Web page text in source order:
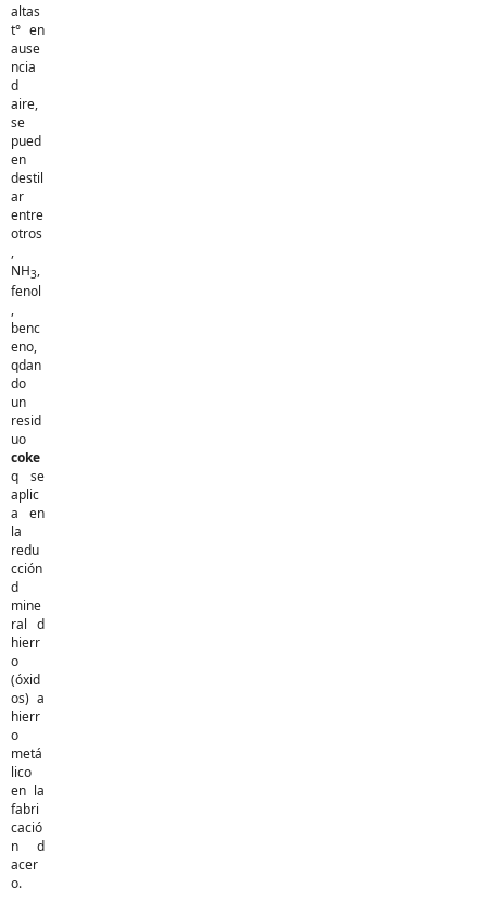
altas
t° en
ause
ncia
d
aire,
se
pued
en
destil
ar
entre
otros
,
NH3,
fenol
,
benc
eno,
qdan
do
un
resid
uo
coke
q se
aplic
a en
la
redu
cción
d
mine
ral d
hierr
o
(óxid
os) a
hierr
o
metá
lico
en la
fabri
cació
n d
acer
o.